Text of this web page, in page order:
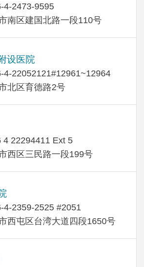
4-2473-9595
南区建国北路一段110号
设医院
4-22052121#12961~12964
北区育德路2号
4 22294411 Ext 5
西区三民路一段199号
4-2359-2525 #2051
西屯区台湾大道四段1650号